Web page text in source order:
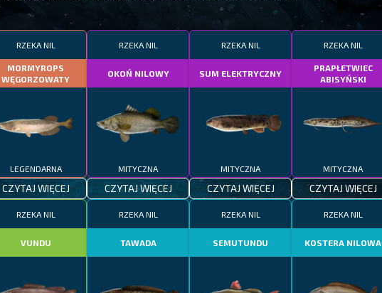
RZEKA NIL
MORMYROPS
WĘGORZOWATY
LEGENDARNA
CZYTAJ WIĘCEJ
RZEKA NIL
OKOŃ NILOWY
MITYCZNA
CZYTAJ WIĘCEJ
RZEKA NIL
SUM ELEKTRYCZNY
MITYCZNA
CZYTAJ WIĘCEJ
RZEKA NIL
PRAPŁETWIEC
ABISYŃSKI
MITYCZNA
CZYTAJ WIĘCEJ
RZEKA NIL
VUNDU
RZEKA NIL
TAWADA
RZEKA NIL
SEMUTUNDU
RZEKA NIL
KOSTERA NILOWA